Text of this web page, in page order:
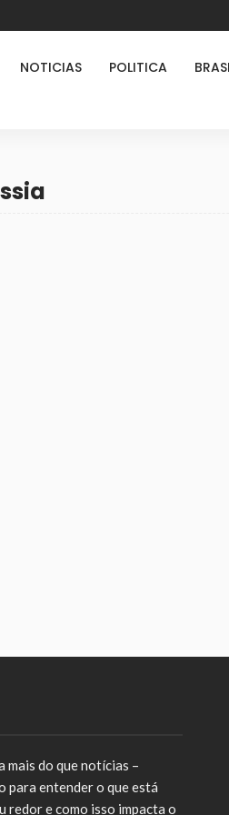
NOTICIAS POLITICA
mais do que notícias –
para entender o que está
redor e como isso impacta o